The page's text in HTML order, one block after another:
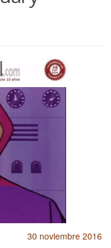
30 noviembre 2016